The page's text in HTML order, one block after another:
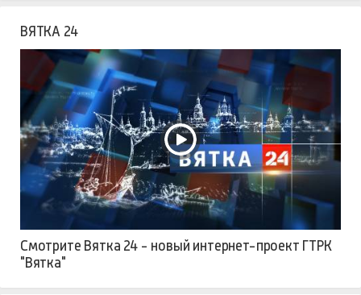
ВЯТКА 24
Смотрите Вятка 24 - новый интернет-проект ГТРК
"Вятка"